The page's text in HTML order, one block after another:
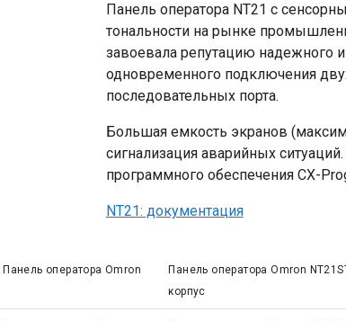
Панель оператора NT21 с
тональности на рынке
завоевала репутацию надежного
одновременного подключения
последовательных порта.
Большая емкость экранов
сигнализация аварийных
программного обеспечения CX-
NT21: документация
Панель оператора Omron
Панель оператора Omron
корпус